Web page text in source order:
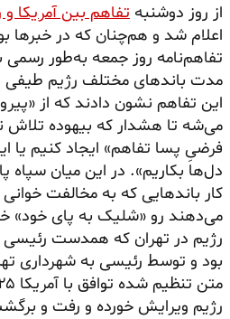
از روز دوشنبه تفاهم بین آمریکا و
اعلام شد و هم‌چنان که در خبرها
تفاهم‌نامه روز جمعه به‌طور
مدت باندهای مختلف رژیم طیفی
این تفاهم نشون دادند که از
می‌شه تا هشدار که بیهوده تلاش
فرضیِ پسا تفاهم» ایجاد کنیم یا
دل‌ها بکاریم». در این میان سپاه
کار باندهایی که به مخالفت خوانی
می‌دهند رو «شلیک به پای خود»
رژیم در تهران که همدست رئیسی
بود و توسط رئیسی به شهرداری
رژیم ویرایش خورده و رفت و